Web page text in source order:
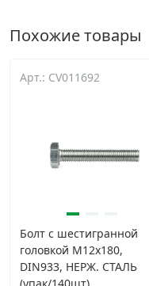
Похожие товары
Арт.: CV011692
Болт с шестигранной
головкой M12х180,
DIN933, НЕРЖ. СТАЛЬ